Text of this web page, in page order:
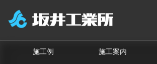
施工例 施工案内